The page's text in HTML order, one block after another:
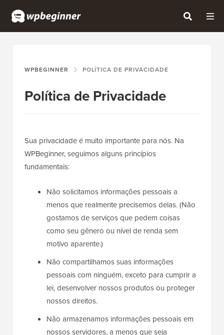
WPBEGINNER POLÍTICA DE PRIVACIDADE
Política de Privacidade
Sua privacidade é muito importante para nós. Na
WPBeginner, seguimos alguns princípios
fundamentais:
Não solicitamos informações pessoais a
menos que realmente precisemos delas. (Não
gostamos de serviços que pedem coisas
como seu gênero ou nível de renda sem
motivo aparente.)
Não compartilhamos suas informações
pessoais com ninguém, exceto para cumprir a
lei, desenvolver nossos produtos ou proteger
nossos direitos.
Não armazenamos informações pessoais em
nossos servidores, a menos que seja